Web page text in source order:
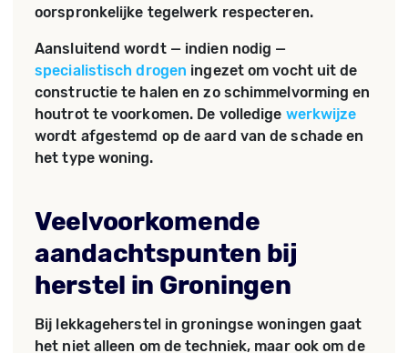
oorspronkelijke tegelwerk respecteren.
Aansluitend wordt — indien nodig —
specialistisch drogen ingezet om vocht uit de
constructie te halen en zo schimmelvorming en
houtrot te voorkomen. De volledige werkwijze
wordt afgestemd op de aard van de schade en
het type woning.
Veelvoorkomende
aandachtspunten bij
herstel in Groningen
Bij lekkageherstel in groningse woningen gaat
het niet alleen om de techniek, maar ook om de